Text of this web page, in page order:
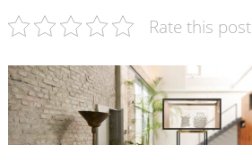
Rate this post